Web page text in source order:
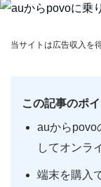
当サイトは広告収入を
この記事のポ
auからpovo
してオンラ
端末を購入